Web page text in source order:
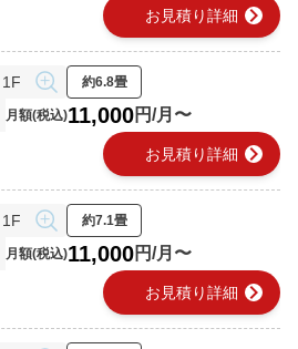
お見積り詳細 chevron_right
1F 約6.8畳
月額(税込)11,000円/月〜
お見積り詳細 chevron_right
1F 約7.1畳
月額(税込)11,000円/月〜
お見積り詳細 chevron_right